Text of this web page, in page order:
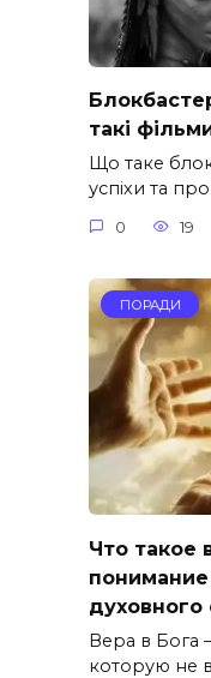
такі
Що таке
успіхи та
0 19
ПОРАДИ
Что такое
духовного
Вера в Бога
которую не